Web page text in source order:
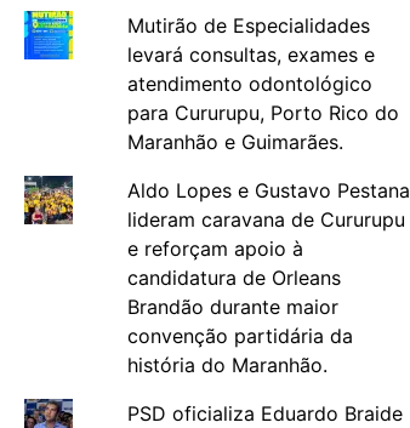
Mutirão de Especialidades
levará consultas, exames e
atendimento odontológico
para Cururupu, Porto Rico do
Maranhão e Guimarães.
Aldo Lopes e Gustavo Pestana
lideram caravana de Cururupu
e reforçam apoio à
candidatura de Orleans
Brandão durante maior
convenção partidária da
história do Maranhão.
PSD oficializa Eduardo Braide